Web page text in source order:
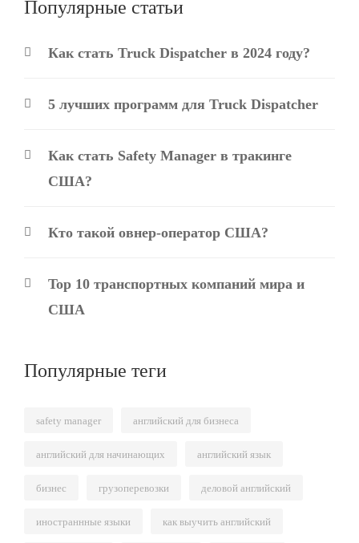
Популярные статьи
Как стать Truck Dispatcher в 2024 году?
5 лучших программ для Truck Dispatcher
Как стать Safety Manager в тракинге
США?
Кто такой овнер-оператор США?
Top 10 транспортных компаний мира и
США
Популярные теги
safety manager английский для бизнеса
английский для начинающих английский язык
бизнес грузоперевозки деловой английский
иностраннные языки как выучить английский